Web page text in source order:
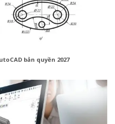
bản quyền 2027